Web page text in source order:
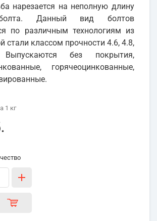
нарезается на неполную длину
Данный вид болтов
по различным технологиям из
стали классом прочности 4.6, 4.8,
без покрытия,
горячеоцинкованные,
1 кг